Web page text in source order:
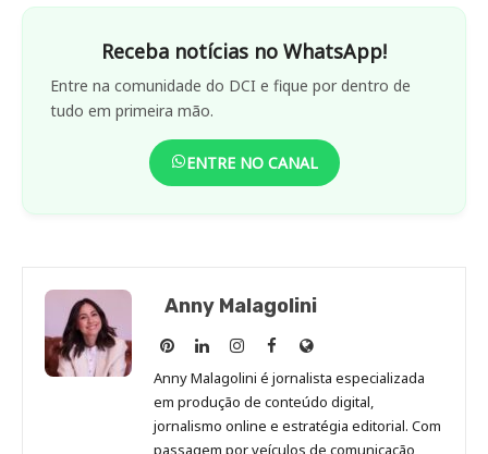
Receba notícias no WhatsApp!
Entre na comunidade do DCI e fique por dentro de
tudo em primeira mão.
ENTRE NO CANAL
Anny Malagolini
Anny
Malagolini
no
Pinterest
Anny
Malagolini
no
LinkedIn
Anny
Malagolini
no
Instagram
Anny
Malagolini
no
Facebook
Site
de
Anny
Malagolini
Anny Malagolini é jornalista especializada
em produção de conteúdo digital,
jornalismo online e estratégia editorial. Com
passagem por veículos de comunicação